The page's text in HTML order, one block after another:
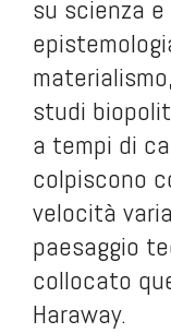
su scienza
studi
a tempi di
colpiscono
velocità
paesaggio
collocato
Haraway.